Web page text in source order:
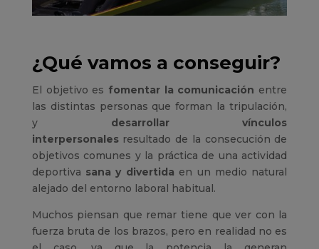
¿Qué vamos a conseguir?
El objetivo es fomentar la comunicación entre
las distintas personas que forman la tripulación,
y desarrollar vínculos
interpersonalesresultado de la consecución de
objetivos comunes y la práctica de una actividad
deportiva sana y divertida en un medio natural
alejado del entorno laboral habitual.
Muchos piensan que remar tiene que ver con la
fuerza bruta de los brazos, pero en realidad no es